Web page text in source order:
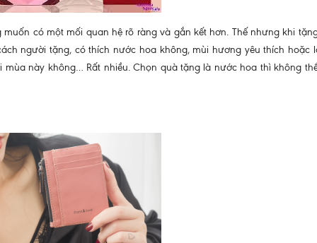
có một mối quan hệ rõ ràng và gắn kết hơn. Thế nhưng khi
người tặng, có thích nước hoa không, mùi hương yêu thích hoặc
này không… Rất nhiều. Chọn quà tặng là nước hoa thì không